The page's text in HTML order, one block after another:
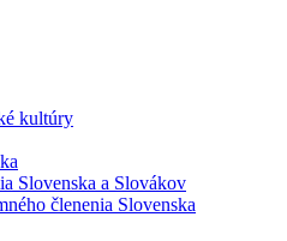
kultúry
Slovenska a Slovákov
členenia Slovenska